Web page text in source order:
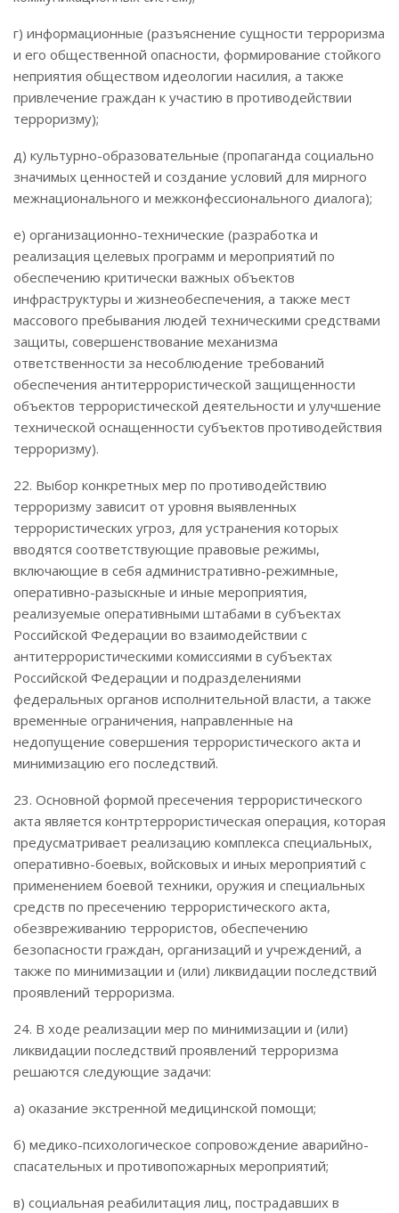
г) информационные (разъяснение сущности терроризма
и его общественной опасности, формирование стойкого
неприятия обществом идеологии насилия, а также
привлечение граждан к участию в противодействии
терроризму);
д) культурно-образовательные (пропаганда социально
значимых ценностей и создание условий для мирного
межнационального и межконфессионального диалога);
е) организационно-технические (разработка и
реализация целевых программ и мероприятий по
обеспечению критически важных объектов
инфраструктуры и жизнеобеспечения, а также мест
массового пребывания людей техническими средствами
защиты, совершенствование механизма
ответственности за несоблюдение требований
обеспечения антитеррористической защищенности
объектов террористической деятельности и улучшение
технической оснащенности субъектов противодействия
терроризму).
22. Выбор конкретных мер по противодействию
терроризму зависит от уровня выявленных
террористических угроз, для устранения которых
вводятся соответствующие правовые режимы,
включающие в себя административно-режимные,
оперативно-разыскные и иные мероприятия,
реализуемые оперативными штабами в субъектах
Российской Федерации во взаимодействии с
антитеррористическими комиссиями в субъектах
Российской Федерации и подразделениями
федеральных органов исполнительной власти, а также
временные ограничения, направленные на
недопущение совершения террористического акта и
минимизацию его последствий.
23. Основной формой пресечения террористического
акта является контртеррористическая операция, которая
предусматривает реализацию комплекса специальных,
оперативно-боевых, войсковых и иных мероприятий с
применением боевой техники, оружия и специальных
средств по пресечению террористического акта,
обезвреживанию террористов, обеспечению
безопасности граждан, организаций и учреждений, а
также по минимизации и (или) ликвидации последствий
проявлений терроризма.
24. В ходе реализации мер по минимизации и (или)
ликвидации последствий проявлений терроризма
решаются следующие задачи:
а) оказание экстренной медицинской помощи;
б) медико-психологическое сопровождение аварийно-
спасательных и противопожарных мероприятий;
в) социальная реабилитация лиц, пострадавших в